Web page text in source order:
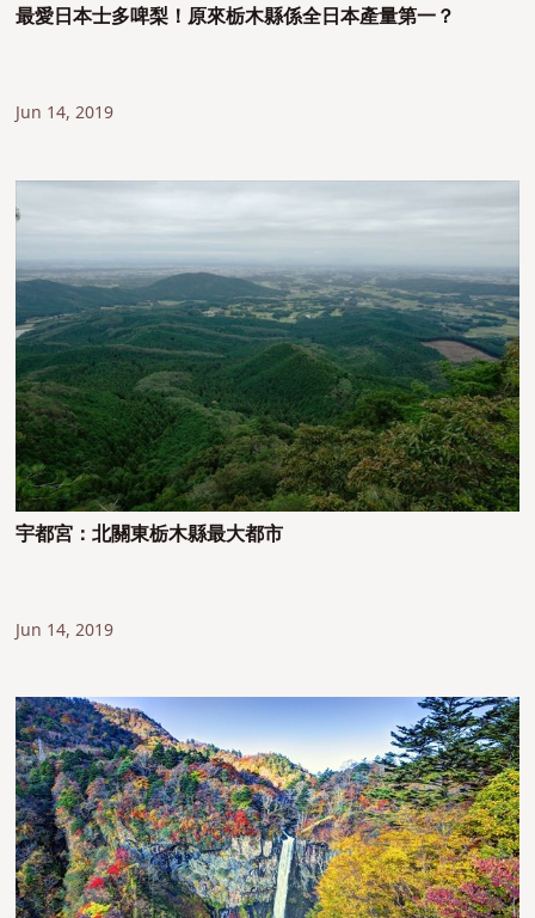
最愛日本士多啤梨！原來栃木縣係全日本產量第一？
Jun 14, 2019
宇都宮：北關東栃木縣最大都市
Jun 14, 2019